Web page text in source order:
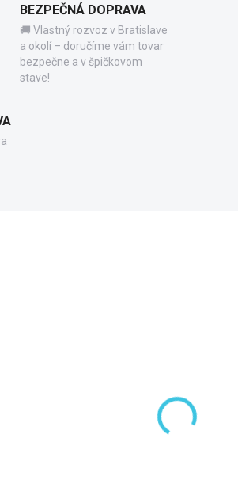
BEZPEČNÁ DOPRAVA
🚚 Vlastný rozvoz v Bratislave
a okolí – doručíme vám tovar
bezpečne a v špičkovom
stave!